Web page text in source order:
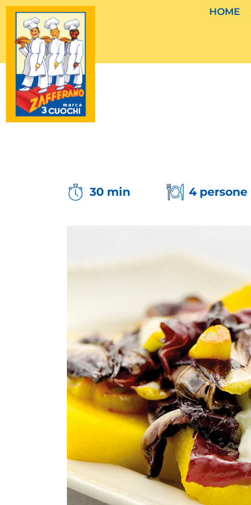
Vai
contenuto
HOME
30 min 4 persone